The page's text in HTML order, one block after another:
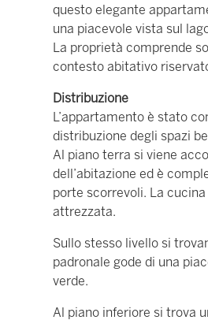
questo elegante
una piacevole vista sul
La proprietà comprende
contesto abitativo
Distribuzione
L’appartamento è stato
distribuzione degli spazi
Al piano terra si viene
dell’abitazione ed è
porte scorrevoli. La
attrezzata.
Sullo stesso livello si
padronale gode di una
verde.
Al piano inferiore si trova